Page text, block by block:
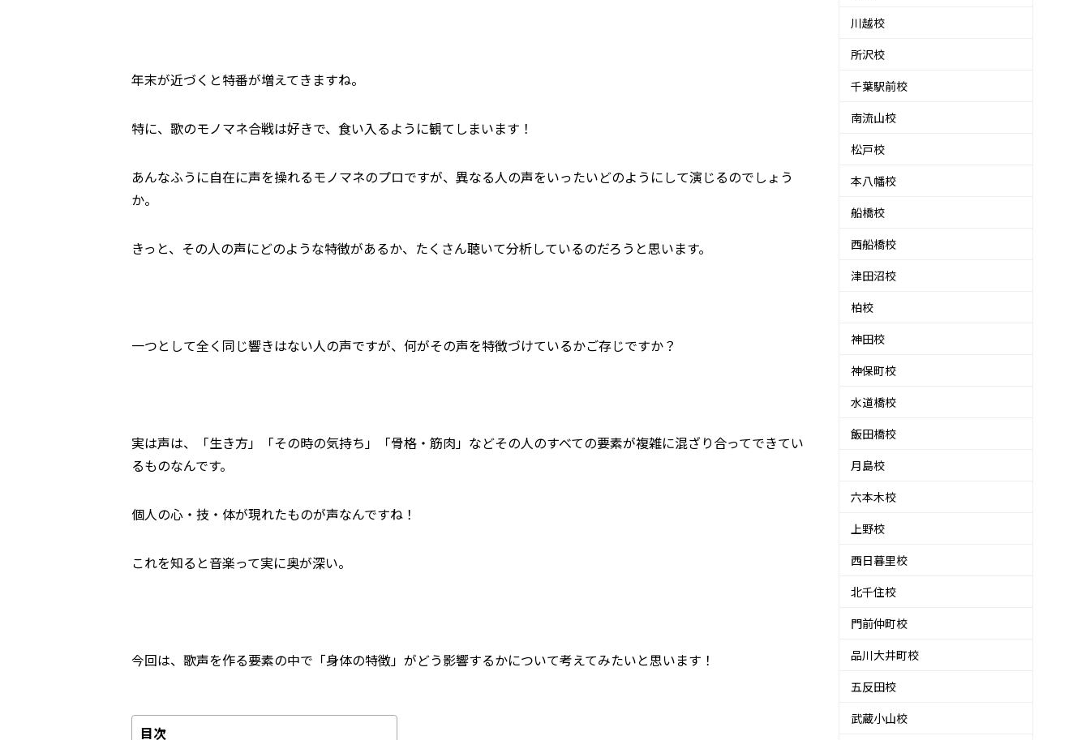
年末が近づくと特番が増えてきますね。
特に、歌のモノマネ合戦は好きで、食い入るように観てしまいます！
あんなふうに自在に声を操れるモノマネのプロですが、異なる人の声をいったいどのようにして演じるのでしょう
か。
きっと、その人の声にどのような特徴があるか、たくさん聴いて分析しているのだろうと思います。
一つとして全く同じ響きはない人の声ですが、何がその声を特徴づけているかご存じですか？
実は声は、「生き方」「その時の気持ち」「骨格・筋肉」などその人のすべての要素が複雑に混ざり合ってできてい
るものなんです。
個人の心・技・体が現れたものが声なんですね！
これを知ると音楽って実に奥が深い。
今回は、歌声を作る要素の中で「身体の特徴」がどう影響するかについて考えてみたいと思います！
目次
川越校
所沢校
千葉駅前校
南流山校
松戸校
本八幡校
船橋校
西船橋校
津田沼校
柏校
神田校
神保町校
水道橋校
飯田橋校
月島校
六本木校
上野校
西日暮里校
北千住校
門前仲町校
品川大井町校
五反田校
武蔵小山校